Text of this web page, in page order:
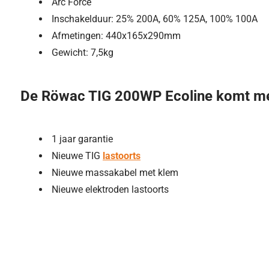
Inschakelduur: 25% 200A, 60% 125A, 100% 100A
Afmetingen: 440x165x290mm
Gewicht: 7,5kg
De Röwac TIG 200WP Ecoline komt
1 jaar garantie
Nieuwe TIG lastoorts
Nieuwe massakabel met klem
Nieuwe elektroden lastoorts